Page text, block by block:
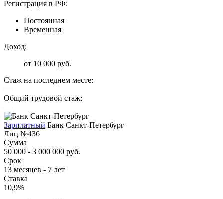
Регистрация в РФ:
Постоянная
Временная
Доход:
от 10 000 руб.
Стаж на последнем месте:
—
Общий трудовой стаж:
—
Зарплатный Банк Санкт-Петербург
Лиц №436
Сумма
50 000 - 3 000 000 руб.
Срок
13 месяцев - 7 лет
Ставка
10,9%